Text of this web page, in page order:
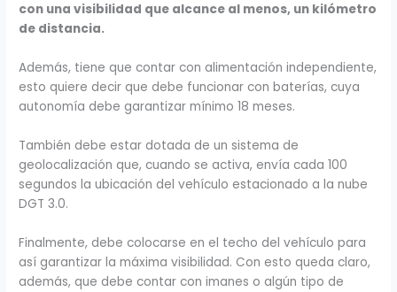
con una visibilidad que alcance al menos, un kilómetro
de distancia.
Además, tiene que contar con alimentación independiente,
esto quiere decir que debe funcionar con baterías, cuya
autonomía debe garantizar mínimo 18 meses.
También debe estar dotada de un sistema de
geolocalización que, cuando se activa, envía cada 100
segundos la ubicación del vehículo estacionado a la nube
DGT 3.0.
Finalmente, debe colocarse en el techo del vehículo para
así garantizar la máxima visibilidad. Con esto queda claro,
además, que debe contar con imanes o algún tipo de